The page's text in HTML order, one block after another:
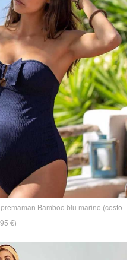
Bamboo blu marino (costo
€)